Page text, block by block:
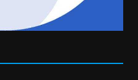
Musica di
nuovo
con “Fasano in